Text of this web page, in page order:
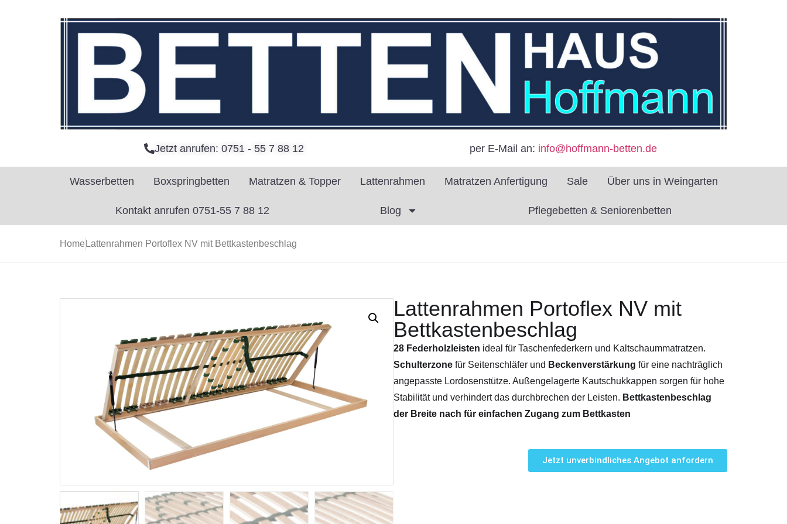
Jetzt anrufen: 0751 - 55 7 88 12 per E-Mail an: info@hoffmann-betten.de
Wasserbetten Boxspringbetten Matratzen & Topper Lattenrahmen Matratzen Anfertigung Sale Über uns in Weingarten
Kontakt anrufen 0751-55 7 88 12 Blog Pflegebetten & Seniorenbetten
Home Lattenrahmen Portoflex NV mit Bettkastenbeschlag
Lattenrahmen Portoflex NV mit
Bettkastenbeschlag
28 Federholzleisten ideal für Taschenfederkern und Kaltschaummatratzen.
Schulterzone für Seitenschläfer und Beckenverstärkung für eine nachträglich
angepasste Lordosenstütze. Außengelagerte Kautschukkappen sorgen für hohe
Stabilität und verhindert das durchbrechen der Leisten. Bettkastenbeschlag
der Breite nach für einfachen Zugang zum Bettkasten
Jetzt unverbindliches Angebot anfordern